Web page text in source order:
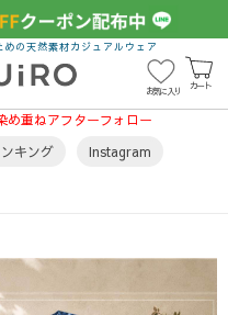
お気に入り カート
の天然素材カジュアルウェア
重ねアフターフォロー
キング Instagram